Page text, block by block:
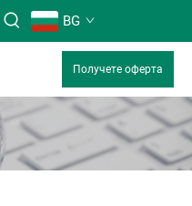
BG
Получете оферта